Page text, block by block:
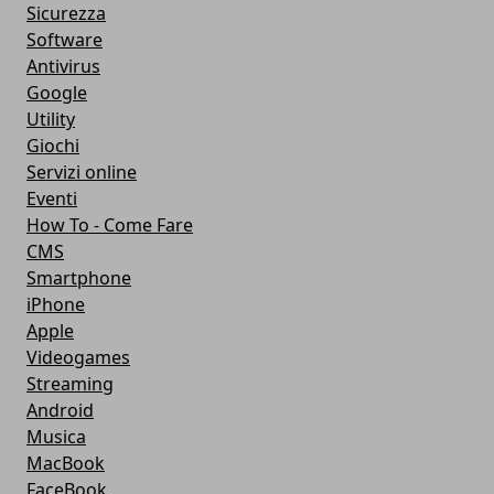
Sicurezza
Software
Antivirus
Google
Utility
Giochi
Servizi online
Eventi
How To - Come Fare
CMS
Smartphone
iPhone
Apple
Videogames
Streaming
Android
Musica
MacBook